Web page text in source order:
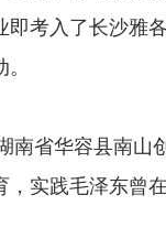
考入了长沙雅
省华容县南山
实践毛泽东曾